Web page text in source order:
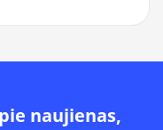
naujienas,